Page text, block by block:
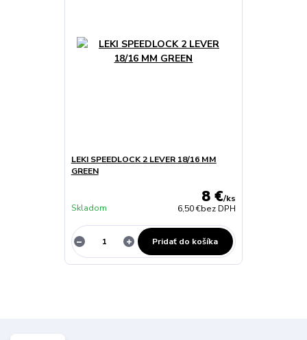
LEKI SPEEDLOCK 2 LEVER 18/16 MM
GREEN
8 €/ks
6,50 €bez DPH
Skladom
Pridať do košíka